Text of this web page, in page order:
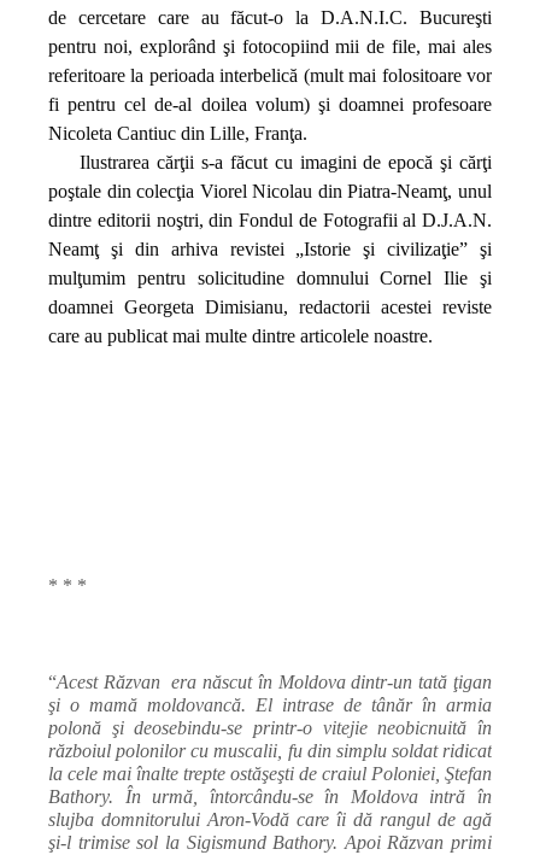
de cercetare care au făcut‑o la D.A.N.I.C. Bucureşti
pentru noi, explorând şi fotocopiind mii de file, mai ales
referitoare la perioada interbelică (mult mai folositoare vor
fi pentru cel de‑al doilea volum) şi doamnei profesoare
Nicoleta Cantiuc din Lille, Franţa.
Ilustrarea cărţii s‑a făcut cu imagini de epocă şi cărţi
poştale din colecţia Viorel Nicolau din Piatra‑Neamţ, unul
dintre editorii noştri, din Fondul de Fotografii al D.J.A.N.
Neamţ şi din arhiva revistei „Istorie şi civilizaţie” şi
mulţumim pentru solicitudine domnului Cornel Ilie şi
doamnei Georgeta Dimisianu, redactorii acestei reviste
care au publicat mai multe dintre articolele noastre.
* * *
“Acest Răzvan era născut în Moldova dintr-un tată ţigan
şi o mamă moldovancă. El intrase de tânăr în armia
polonă şi deosebindu-se printr-o vitejie neobicnuită în
războiul polonilor cu muscalii, fu din simplu soldat ridicat
la cele mai înalte trepte ostăşeşti de craiul Poloniei, Ştefan
Bathory. În urmă, întorcându-se în Moldova intră în
slujba domnitorului Aron-Vodă care îi dă rangul de agă
şi-l trimise sol la Sigismund Bathory. Apoi Răzvan primi